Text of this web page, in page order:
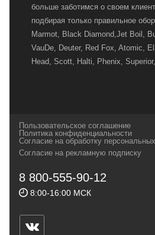
больше заботимся о своем
подбирая только правильное
Marmot, Black Diamond,Jet Boil,
VauDe, Deuter, Red Fox, Atomic,
Head, Scott, Halti, Phenix,
и взыскательных
спортсменов и отдыхающих.
Геннадьевич
ИНН 590300057023 ОГРН
ул.Советская, 25, магазин Басег.
Пользовательское соглашение
Политика конфиденциальности
Согласие на обработку
Согласие на рекламную подписку
8 800-555-90-12
8:00-16:00 МСК